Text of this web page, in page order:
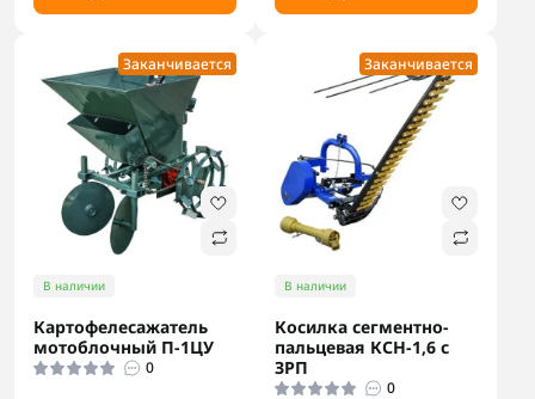
Заканчивается
В наличии
Картофелесажатель
мотоблочный П-1ЦУ
0
Заканчивается
В наличии
Косилка сегментно-
пальцевая КСН-1,6 с
ЗРП
0